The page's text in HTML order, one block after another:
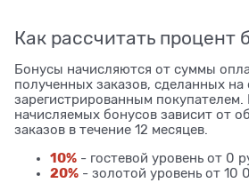
Как рассчитать процент
Бонусы начисляются от суммы
полученных заказов, сделанных на
зарегистрированным
начисляемых бонусов зависит от
заказов в течение 12 месяцев.
10% - гостевой уровень от 0
20% - золотой уровень от 10